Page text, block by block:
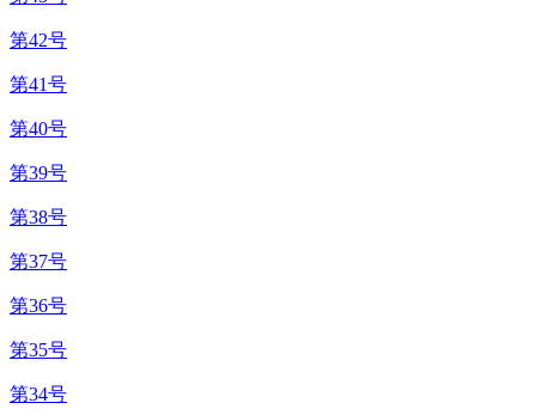
第42号
第41号
第40号
第39号
第38号
第37号
第36号
第35号
第34号